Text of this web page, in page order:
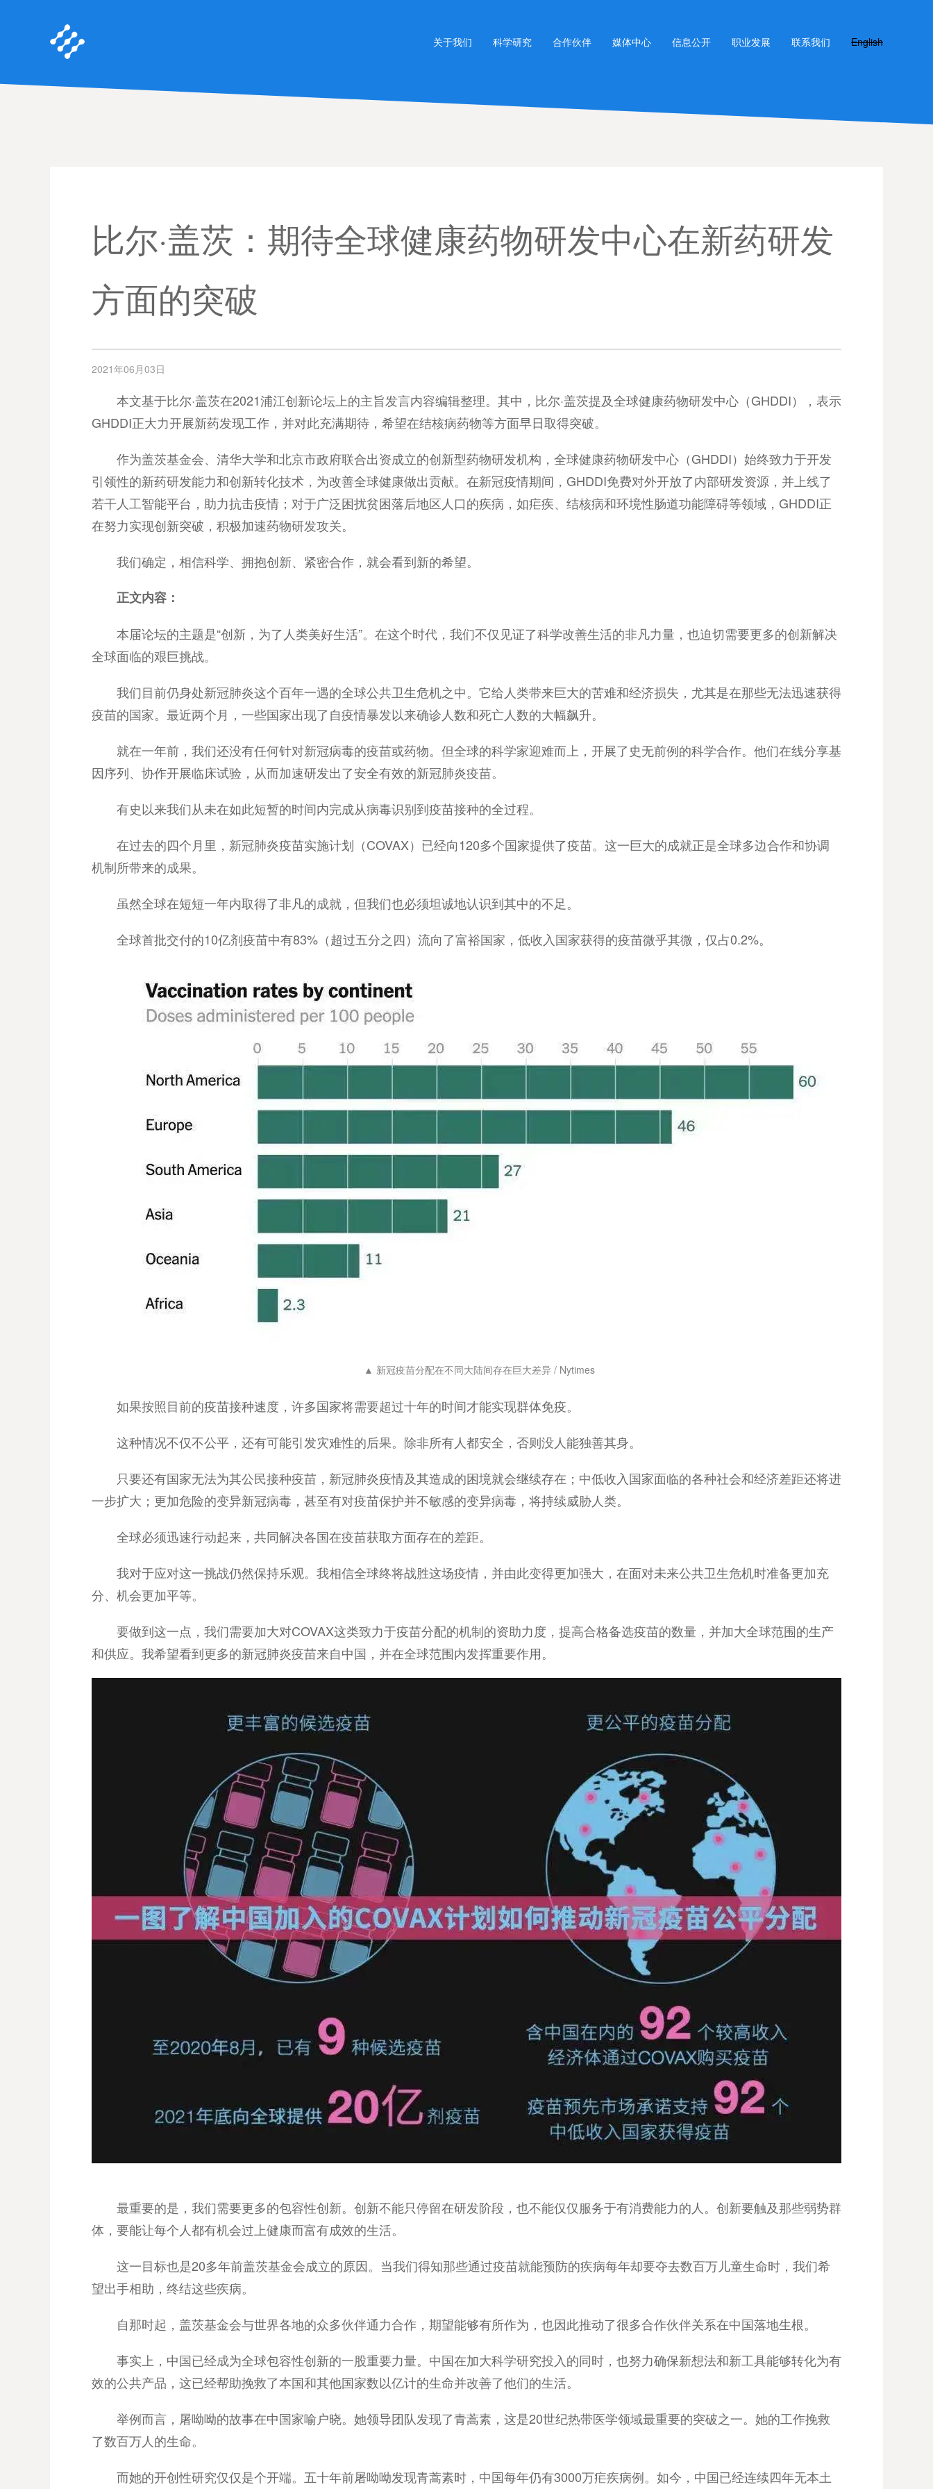
English
关于我们 科学研究 合作伙伴 媒体中心 信息公开 职业发展 联系我们
比尔·盖茨：期待全球健康药物研发中心在新药研发
方面的突破
2021年06月03日
本文基于比尔·盖茨在2021浦江创新论坛上的主旨发言内容编辑整理。其中，比尔·盖茨提及全球健康药物研发中心（GHDDI），表示
GHDDI正大力开展新药发现工作，并对此充满期待，希望在结核病药物等方面早日取得突破。
作为盖茨基金会、清华大学和北京市政府联合出资成立的创新型药物研发机构，全球健康药物研发中心（GHDDI）始终致力于开发
引领性的新药研发能力和创新转化技术，为改善全球健康做出贡献。在新冠疫情期间，GHDDI免费对外开放了内部研发资源，并上线了
若干人工智能平台，助力抗击疫情；对于广泛困扰贫困落后地区人口的疾病，如疟疾、结核病和环境性肠道功能障碍等领域，GHDDI正
在努力实现创新突破，积极加速药物研发攻关。
我们确定，相信科学、拥抱创新、紧密合作，就会看到新的希望。
正文内容：
本届论坛的主题是“创新，为了人类美好生活”。在这个时代，我们不仅见证了科学改善生活的非凡力量，也迫切需要更多的创新解决
全球面临的艰巨挑战。
我们目前仍身处新冠肺炎这个百年一遇的全球公共卫生危机之中。它给人类带来巨大的苦难和经济损失，尤其是在那些无法迅速获得
疫苗的国家。最近两个月，一些国家出现了自疫情暴发以来确诊人数和死亡人数的大幅飙升。
就在一年前，我们还没有任何针对新冠病毒的疫苗或药物。但全球的科学家迎难而上，开展了史无前例的科学合作。他们在线分享基
因序列、协作开展临床试验，从而加速研发出了安全有效的新冠肺炎疫苗。
有史以来我们从未在如此短暂的时间内完成从病毒识别到疫苗接种的全过程。
在过去的四个月里，新冠肺炎疫苗实施计划（COVAX）已经向120多个国家提供了疫苗。这一巨大的成就正是全球多边合作和协调
机制所带来的成果。
虽然全球在短短一年内取得了非凡的成就，但我们也必须坦诚地认识到其中的不足。
全球首批交付的10亿剂疫苗中有83%（超过五分之四）流向了富裕国家，低收入国家获得的疫苗微乎其微，仅占0.2%。
▲ 新冠疫苗分配在不同大陆间存在巨大差异 / Nytimes
如果按照目前的疫苗接种速度，许多国家将需要超过十年的时间才能实现群体免疫。
这种情况不仅不公平，还有可能引发灾难性的后果。除非所有人都安全，否则没人能独善其身。
只要还有国家无法为其公民接种疫苗，新冠肺炎疫情及其造成的困境就会继续存在；中低收入国家面临的各种社会和经济差距还将进
一步扩大；更加危险的变异新冠病毒，甚至有对疫苗保护并不敏感的变异病毒，将持续威胁人类。
全球必须迅速行动起来，共同解决各国在疫苗获取方面存在的差距。
我对于应对这一挑战仍然保持乐观。我相信全球终将战胜这场疫情，并由此变得更加强大，在面对未来公共卫生危机时准备更加充
分、机会更加平等。
要做到这一点，我们需要加大对COVAX这类致力于疫苗分配的机制的资助力度，提高合格备选疫苗的数量，并加大全球范围的生产
和供应。我希望看到更多的新冠肺炎疫苗来自中国，并在全球范围内发挥重要作用。
最重要的是，我们需要更多的包容性创新。创新不能只停留在研发阶段，也不能仅仅服务于有消费能力的人。创新要触及那些弱势群
体，要能让每个人都有机会过上健康而富有成效的生活。
这一目标也是20多年前盖茨基金会成立的原因。当我们得知那些通过疫苗就能预防的疾病每年却要夺去数百万儿童生命时，我们希
望出手相助，终结这些疾病。
自那时起，盖茨基金会与世界各地的众多伙伴通力合作，期望能够有所作为，也因此推动了很多合作伙伴关系在中国落地生根。
事实上，中国已经成为全球包容性创新的一股重要力量。中国在加大科学研究投入的同时，也努力确保新想法和新工具能够转化为有
效的公共产品，这已经帮助挽救了本国和其他国家数以亿计的生命并改善了他们的生活。
举例而言，屠呦呦的故事在中国家喻户晓。她领导团队发现了青蒿素，这是20世纪热带医学领域最重要的突破之一。她的工作挽救
了数百万人的生命。
而她的开创性研究仅仅是个开端。五十年前屠呦呦发现青蒿素时，中国每年仍有3000万疟疾病例。如今，中国已经连续四年无本土